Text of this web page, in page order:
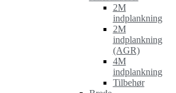
2M
indplankning
2M
indplankning
(AGR)
4M
indplankning
Tilbehør